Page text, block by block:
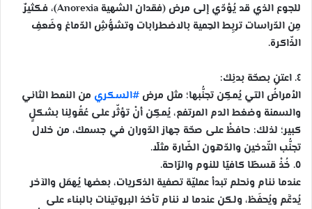
للجوع الذي قد يُؤدّي إلى مرض (فقدان الشهية Anorexia)، فكثيرٌ
مِن الدّراسات تربِط الحِمية بالاضطرابات وتشوُّشِ الدّماغ وضَعفِ
الذّاكرة.
٤. اعتنِ بصحّة بدنِك:
الأمراضُ التي يُمكِن تجنُّبها؛ مثل مرض #السكري من النمط الثاني
والسمنة وضغط الدم المرتفع، يُمكِن أنْ تؤثّر على عُقُولِنا بشكلٍ
كبير؛ لذلك: حافظْ على صحّة جهاز الدّوران في جسمك، من خلال
تجنُّب التّدخين والدّهون الضّارة مثلًا.
٥. خُذْ قسطًا كافيًا للنوم والرّاحة.
عندما ننام ونحلم تبدأ عمليّة تصفية الذكريات، بعضها يُهمَل والآخر
يُدعَّم ويُحفَظ، ولكن عندما لا ننام تأخذ البروتينات بالبناء على